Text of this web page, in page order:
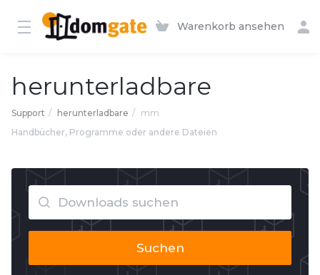
Warenkorb ansehen
herunterladbare
Support herunterladbare
mm
Handbücher, Programme oder andere Dateien
Suchen